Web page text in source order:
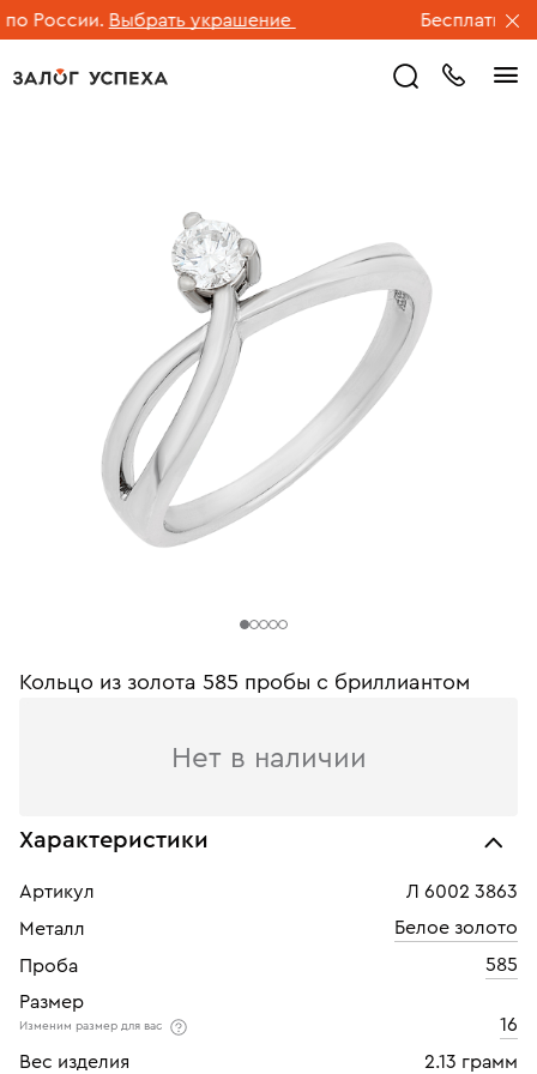
России. Выбрать украшение Бесплатная
Кольцо из золота 585 пробы с бриллиантом
Нет в наличии
Характеристики
Артикул
Л 6002 3863
Металл
Белое золото
Проба
585
Размер
Изменим размер для вас
16
Вес изделия
2.13 грамм